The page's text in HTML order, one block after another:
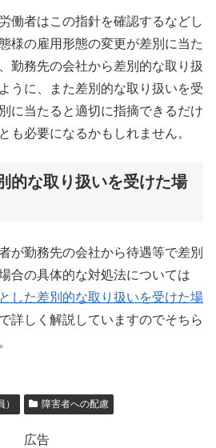
働者はこの指針を確認するなどし
様の雇用形態の変更が差別に当た
勤務先の会社から差別的な取り扱
うに、また差別的な取り扱いを受
に当たると適切に指摘できるだけ
も必要になるかもしれません。
的な取り扱いを受けた場
が勤務先の会社から待遇等で差別
合の具体的な対処法については
した差別的な取り扱いを受けた場
詳しく解説していますのでそちら
障害者への配慮
広告